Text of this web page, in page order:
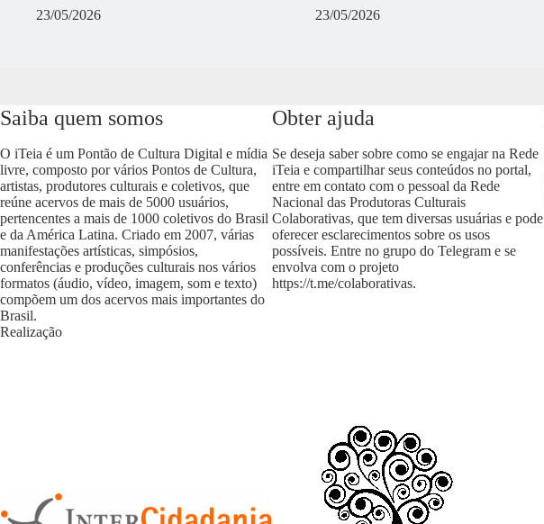
23/05/2026
23/05/2026
Saiba quem somos
O iTeia é um Pontão de Cultura Digital e mídia
livre, composto por vários Pontos de Cultura,
artistas, produtores culturais e coletivos, que
reúne acervos de mais de 5000 usuários,
pertencentes a mais de 1000 coletivos do Brasil
e da América Latina. Criado em 2007, várias
manifestações artísticas, simpósios,
conferências e produções culturais nos vários
formatos (áudio, vídeo, imagem, som e texto)
compõem um dos acervos mais importantes do
Brasil.
Obter ajuda
Se deseja saber sobre como se engajar na Rede
iTeia e compartilhar seus conteúdos no portal,
entre em contato com o pessoal da Rede
Nacional das Produtoras Culturais
Colaborativas, que tem diversas usuárias e pode
oferecer esclarecimentos sobre os usos
possíveis. Entre no grupo do Telegram e se
envolva com o projeto
https://t.me/colaborativas.
Realização